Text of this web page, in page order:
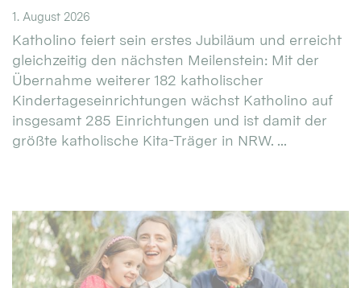
1. August 2026
Katholino feiert sein erstes Jubiläum und erreicht
gleichzeitig den nächsten Meilenstein: Mit der
Übernahme weiterer 182 katholischer
Kindertageseinrichtungen wächst Katholino auf
insgesamt 285 Einrichtungen und ist damit der
größte katholische Kita-Träger in NRW. ...